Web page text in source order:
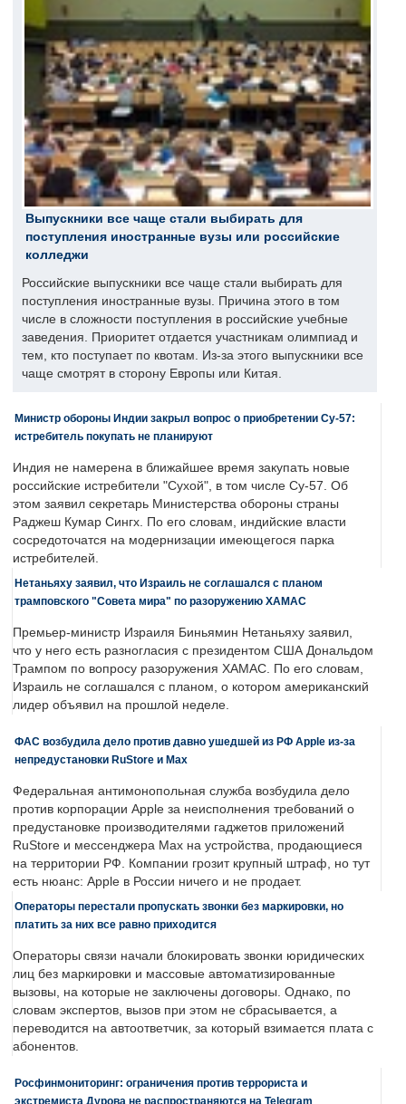
Выпускники все чаще стали выбирать для
поступления иностранные вузы или российские
колледжи
Российские выпускники все чаще стали выбирать для
поступления иностранные вузы. Причина этого в том
числе в сложности поступления в российские учебные
заведения. Приоритет отдается участникам олимпиад и
тем, кто поступает по квотам. Из-за этого выпускники все
чаще смотрят в сторону Европы или Китая.
Министр обороны Индии закрыл вопрос о приобретении Су-57:
истребитель покупать не планируют
Индия не намерена в ближайшее время закупать новые
российские истребители "Сухой", в том числе Су-57. Об
этом заявил секретарь Министерства обороны страны
Раджеш Кумар Сингх. По его словам, индийские власти
сосредоточатся на модернизации имеющегося парка
истребителей.
Нетаньяху заявил, что Израиль не соглашался с планом
трамповского "Совета мира" по разоружению ХАМАС
Премьер-министр Израиля Биньямин Нетаньяху заявил,
что у него есть разногласия с президентом США Дональдом
Трампом по вопросу разоружения ХАМАС. По его словам,
Израиль не соглашался с планом, о котором американский
лидер объявил на прошлой неделе.
ФАС возбудила дело против давно ушедшей из РФ Apple из-за
непредустановки RuStore и Max
Федеральная антимонопольная служба возбудила дело
против корпорации Apple за неисполнения требований о
предустановке производителями гаджетов приложений
RuStore и мессенджера Max на устройства, продающиеся
на территории РФ. Компании грозит крупный штраф, но тут
есть нюанс: Apple в России ничего и не продает.
Операторы перестали пропускать звонки без маркировки, но
платить за них все равно приходится
Операторы связи начали блокировать звонки юридических
лиц без маркировки и массовые автоматизированные
вызовы, на которые не заключены договоры. Однако, по
словам экспертов, вызов при этом не сбрасывается, а
переводится на автоответчик, за который взимается плата с
абонентов.
Росфинмониторинг: ограничения против террориста и
экстремиста Дурова не распространяются на Telegram